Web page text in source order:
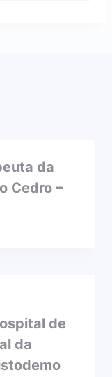
da
Cedro –
de
da